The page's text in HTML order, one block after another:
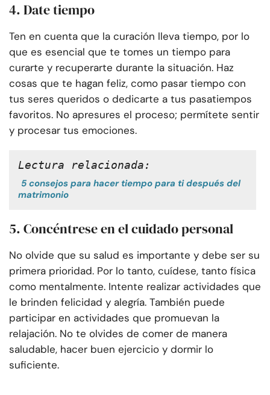
4. Date tiempo
Ten en cuenta que la curación lleva tiempo, por lo
que es esencial que te tomes un tiempo para
curarte y recuperarte durante la situación. Haz
cosas que te hagan feliz, como pasar tiempo con
tus seres queridos o dedicarte a tus pasatiempos
favoritos. No apresures el proceso; permítete sentir
y procesar tus emociones.
Lectura relacionada:
5 consejos para hacer tiempo para ti después del
matrimonio
5. Concéntrese en el cuidado personal
No olvide que su salud es importante y debe ser su
primera prioridad. Por lo tanto, cuídese, tanto física
como mentalmente. Intente realizar actividades que
le brinden felicidad y alegría. También puede
participar en actividades que promuevan la
relajación. No te olvides de comer de manera
saludable, hacer buen ejercicio y dormir lo
suficiente.